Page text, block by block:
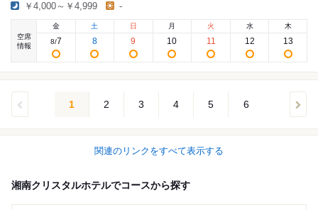
￥4,000～￥4,999 -
空席
情報
金
8/7
土
8
日
9
月
10
火
11
水
12
木
13
1 2 3 4 5 6
関連のリンクをすべて表示する
湘南クリスタルホテルでコースから探す